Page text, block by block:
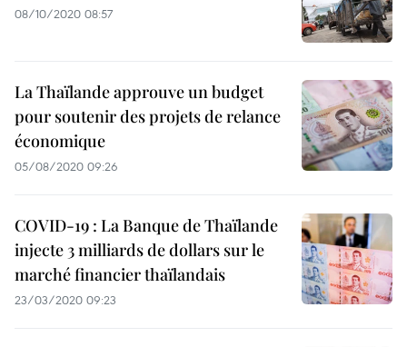
08/10/2020 08:57
La Thaïlande approuve un budget
pour soutenir des projets de relance
économique
05/08/2020 09:26
COVID-19 : La Banque de Thaïlande
injecte 3 milliards de dollars sur le
marché financier thaïlandais
23/03/2020 09:23